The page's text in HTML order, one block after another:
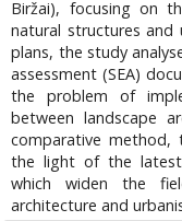
Biržai), focusing on
natural structures and
plans, the study
assessment (SEA)
the problem of
between landscape
comparative method,
the light of the latest
which widen the
architecture and